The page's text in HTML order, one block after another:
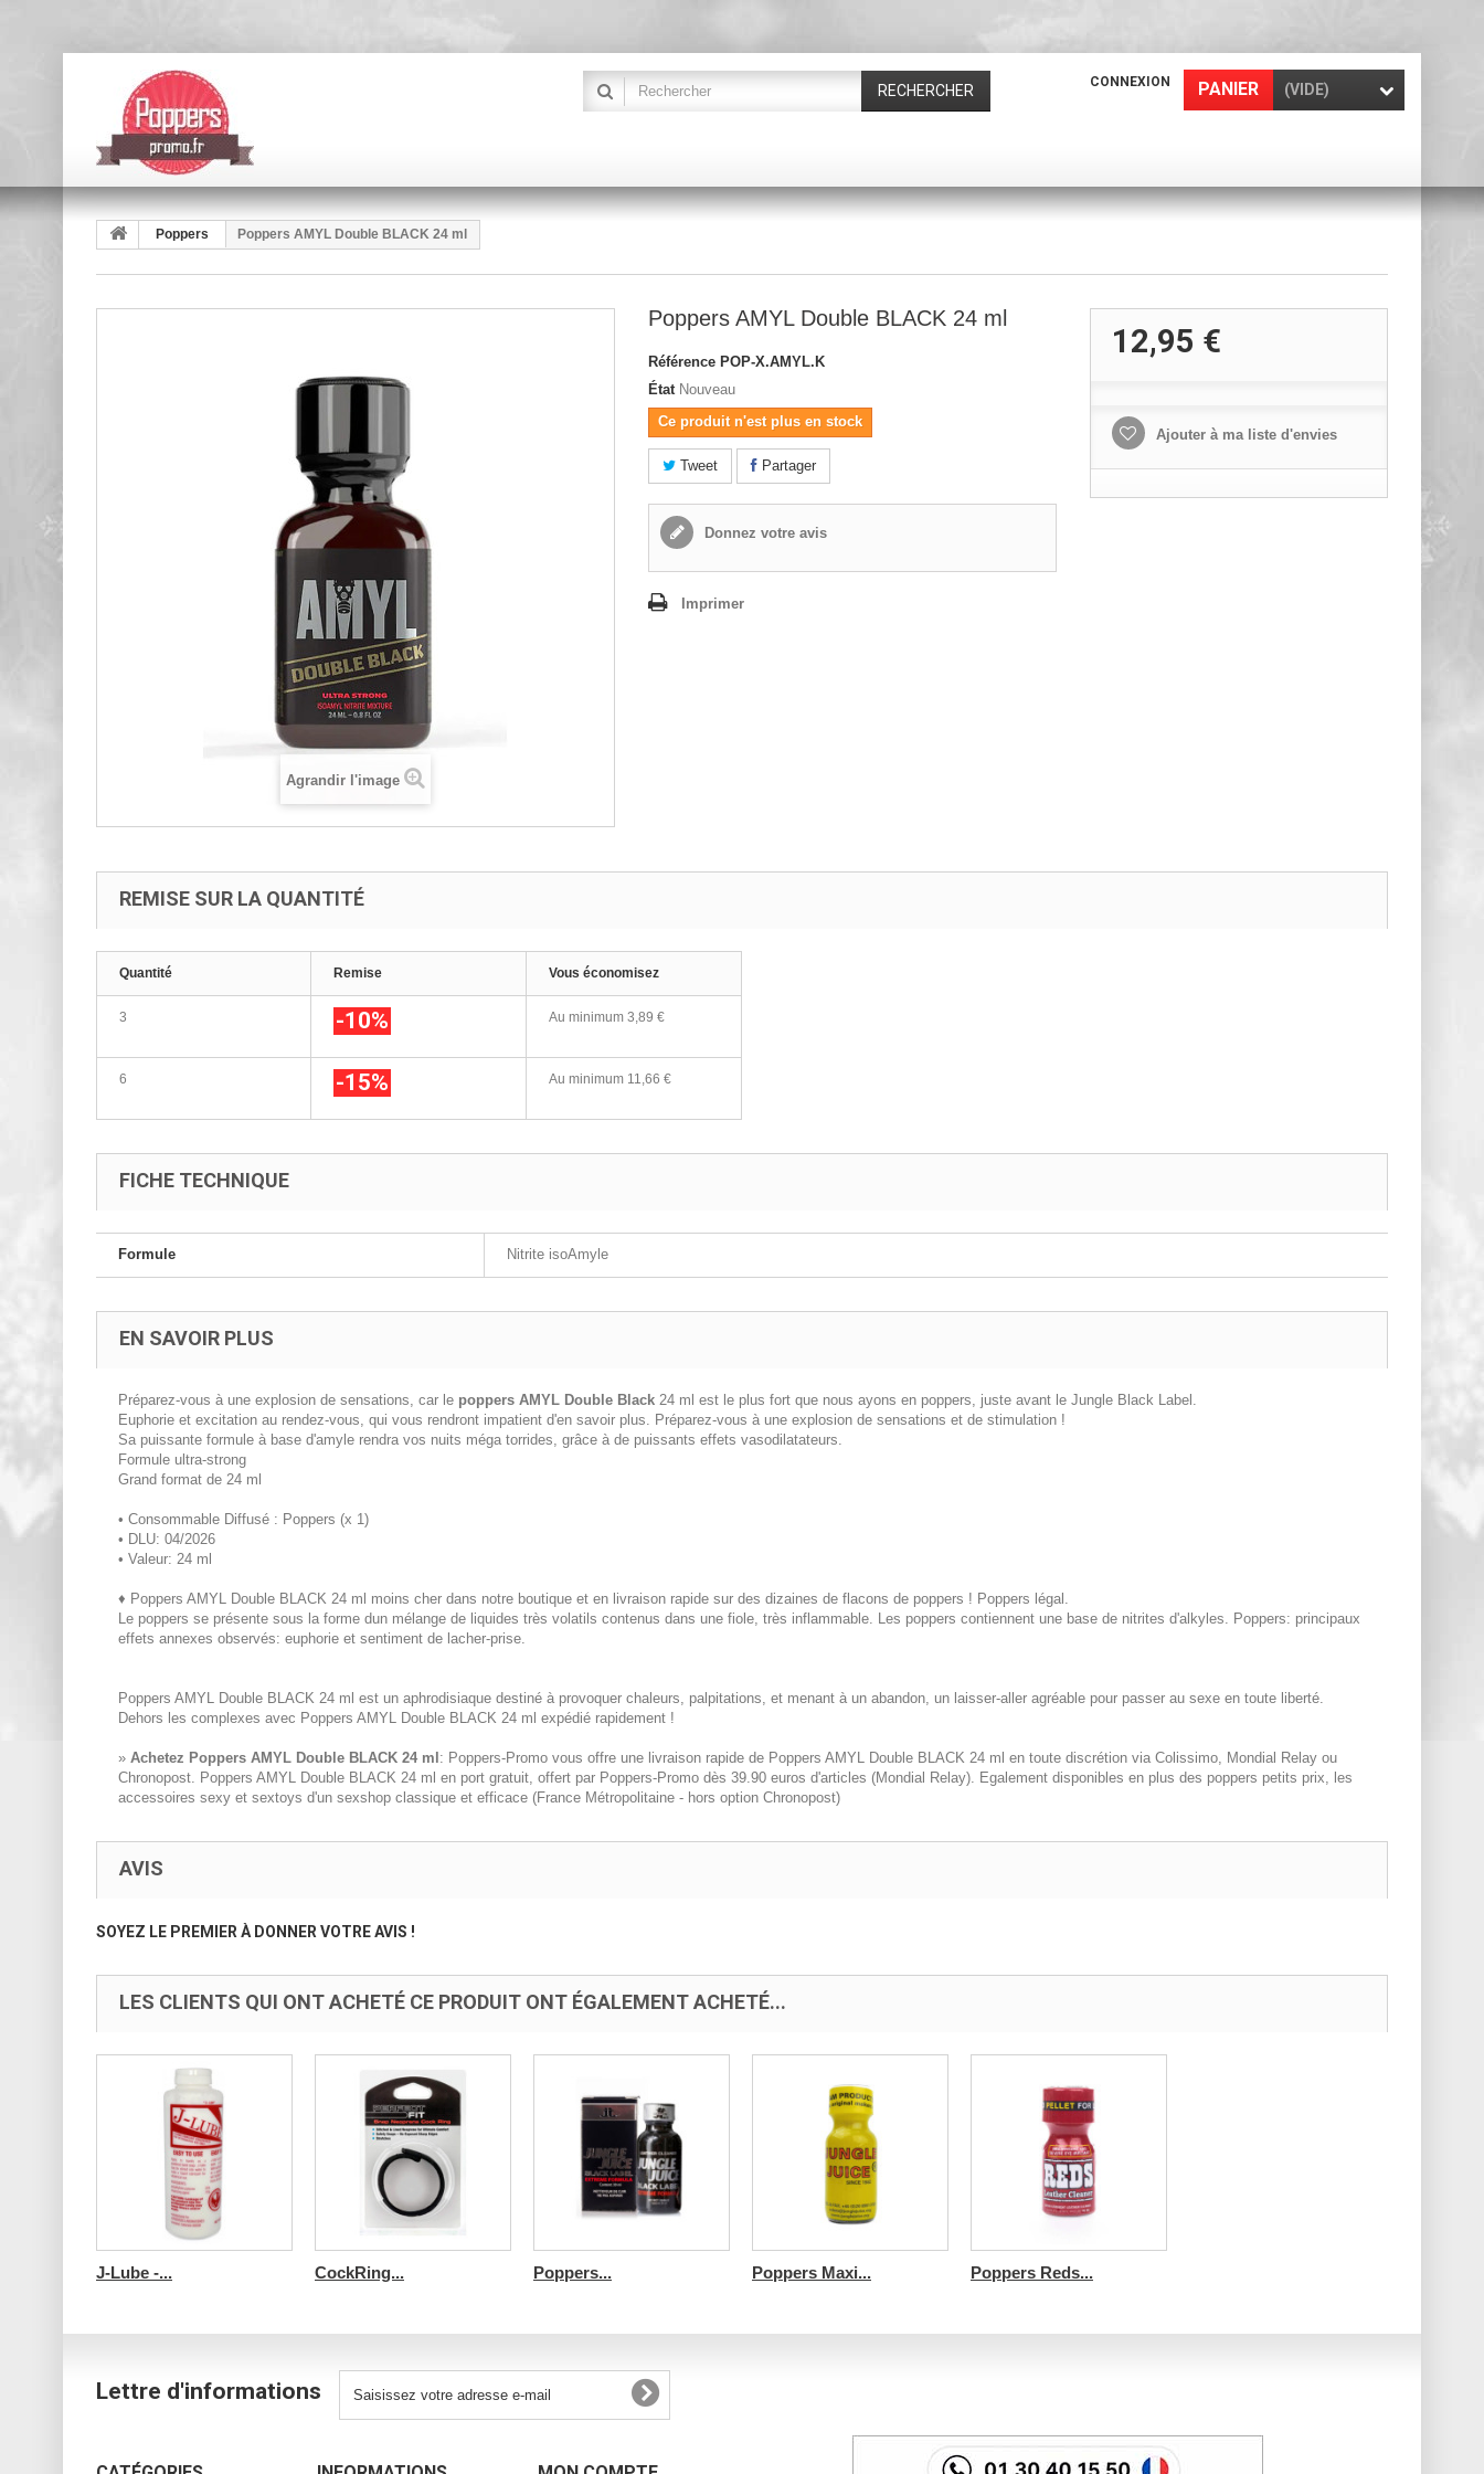
PANIER (VIDE)
CONNEXION
RECHERCHER
Poppers Poppers AMYL Double BLACK 24 ml
Agrandir l'image
Poppers AMYL Double BLACK 24 ml
Référence POP-X.AMYL.K
État Nouveau
Ce produit n'est plus en stock
Tweet Partager
Donnez votre avis
Imprimer
12,95 €
Ajouter à ma liste d'envies
REMISE SUR LA QUANTITÉ
Quantité Remise Vous économisez
3 -10% Au minimum 3,89 €
6 -15% Au minimum 11,66 €
FICHE TECHNIQUE
Formule Nitrite isoAmyle
EN SAVOIR PLUS
Préparez-vous à une explosion de sensations, car le poppers AMYL Double Black 24 ml est le plus fort que nous ayons en poppers, juste avant le Jungle Black Label.
Euphorie et excitation au rendez-vous, qui vous rendront impatient d'en savoir plus. Préparez-vous à une explosion de sensations et de stimulation !
Sa puissante formule à base d'amyle rendra vos nuits méga torrides, grâce à de puissants effets vasodilatateurs.
Formule ultra-strong
Grand format de 24 ml
• Consommable Diffusé : Poppers (x 1)
• DLU: 04/2026
• Valeur: 24 ml
♦ Poppers AMYL Double BLACK 24 ml moins cher dans notre boutique et en livraison rapide sur des dizaines de flacons de poppers ! Poppers légal.
Le poppers se présente sous la forme dun mélange de liquides très volatils contenus dans une fiole, très inflammable. Les poppers contiennent une base de nitrites d'alkyles. Poppers: principaux
effets annexes observés: euphorie et sentiment de lacher-prise.
Poppers AMYL Double BLACK 24 ml est un aphrodisiaque destiné à provoquer chaleurs, palpitations, et menant à un abandon, un laisser-aller agréable pour passer au sexe en toute liberté.
Dehors les complexes avec Poppers AMYL Double BLACK 24 ml expédié rapidement !
» Achetez Poppers AMYL Double BLACK 24 ml : Poppers-Promo vous offre une livraison rapide de Poppers AMYL Double BLACK 24 ml en toute discrétion via Colissimo, Mondial Relay ou
Chronopost. Poppers AMYL Double BLACK 24 ml en port gratuit, offert par Poppers-Promo dès 39.90 euros d'articles (Mondial Relay). Egalement disponibles en plus des poppers petits prix, les
accessoires sexy et sextoys d'un sexshop classique et efficace (France Métropolitaine - hors option Chronopost)
AVIS
SOYEZ LE PREMIER À DONNER VOTRE AVIS !
LES CLIENTS QUI ONT ACHETÉ CE PRODUIT ONT ÉGALEMENT ACHETÉ...
J-Lube -... CockRing... Poppers... Poppers Maxi... Poppers Reds...
Lettre d'informations